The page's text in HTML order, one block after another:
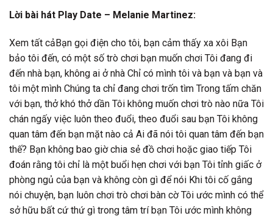
Lời bài hát Play Date – Melanie Martinez:
Xem tất cảBạn gọi điện cho tôi, bạn cảm thấy xa xôi Bạn
bảo tôi đến, có một số trò chơi bạn muốn chơi Tôi đang đi
đến nhà bạn, không ai ở nhà Chỉ có mình tôi và bạn và bạn và
tôi một mình Chúng ta chỉ đang chơi trốn tìm Trong tấm chăn
với bạn, thở khó thở dần Tôi không muốn chơi trò nào nữa Tôi
chán ngấy việc luôn theo đuổi, theo đuổi sau bạn Tôi không
quan tâm đến bạn mặt nào cả Ai đã nói tôi quan tâm đến bạn
thế? Bạn không bao giờ chia sẻ đồ chơi hoặc giao tiếp Tôi
đoán rằng tôi chỉ là một buổi hẹn chơi với bạn Tôi tỉnh giấc ở
phòng ngủ của bạn và không còn gì để nói Khi tôi cố gắng
nói chuyện, bạn luôn chơi trò chơi bàn cờ Tôi ước mình có thể
sở hữu bất cứ thứ gì trong tâm trí bạn Tôi ước mình không